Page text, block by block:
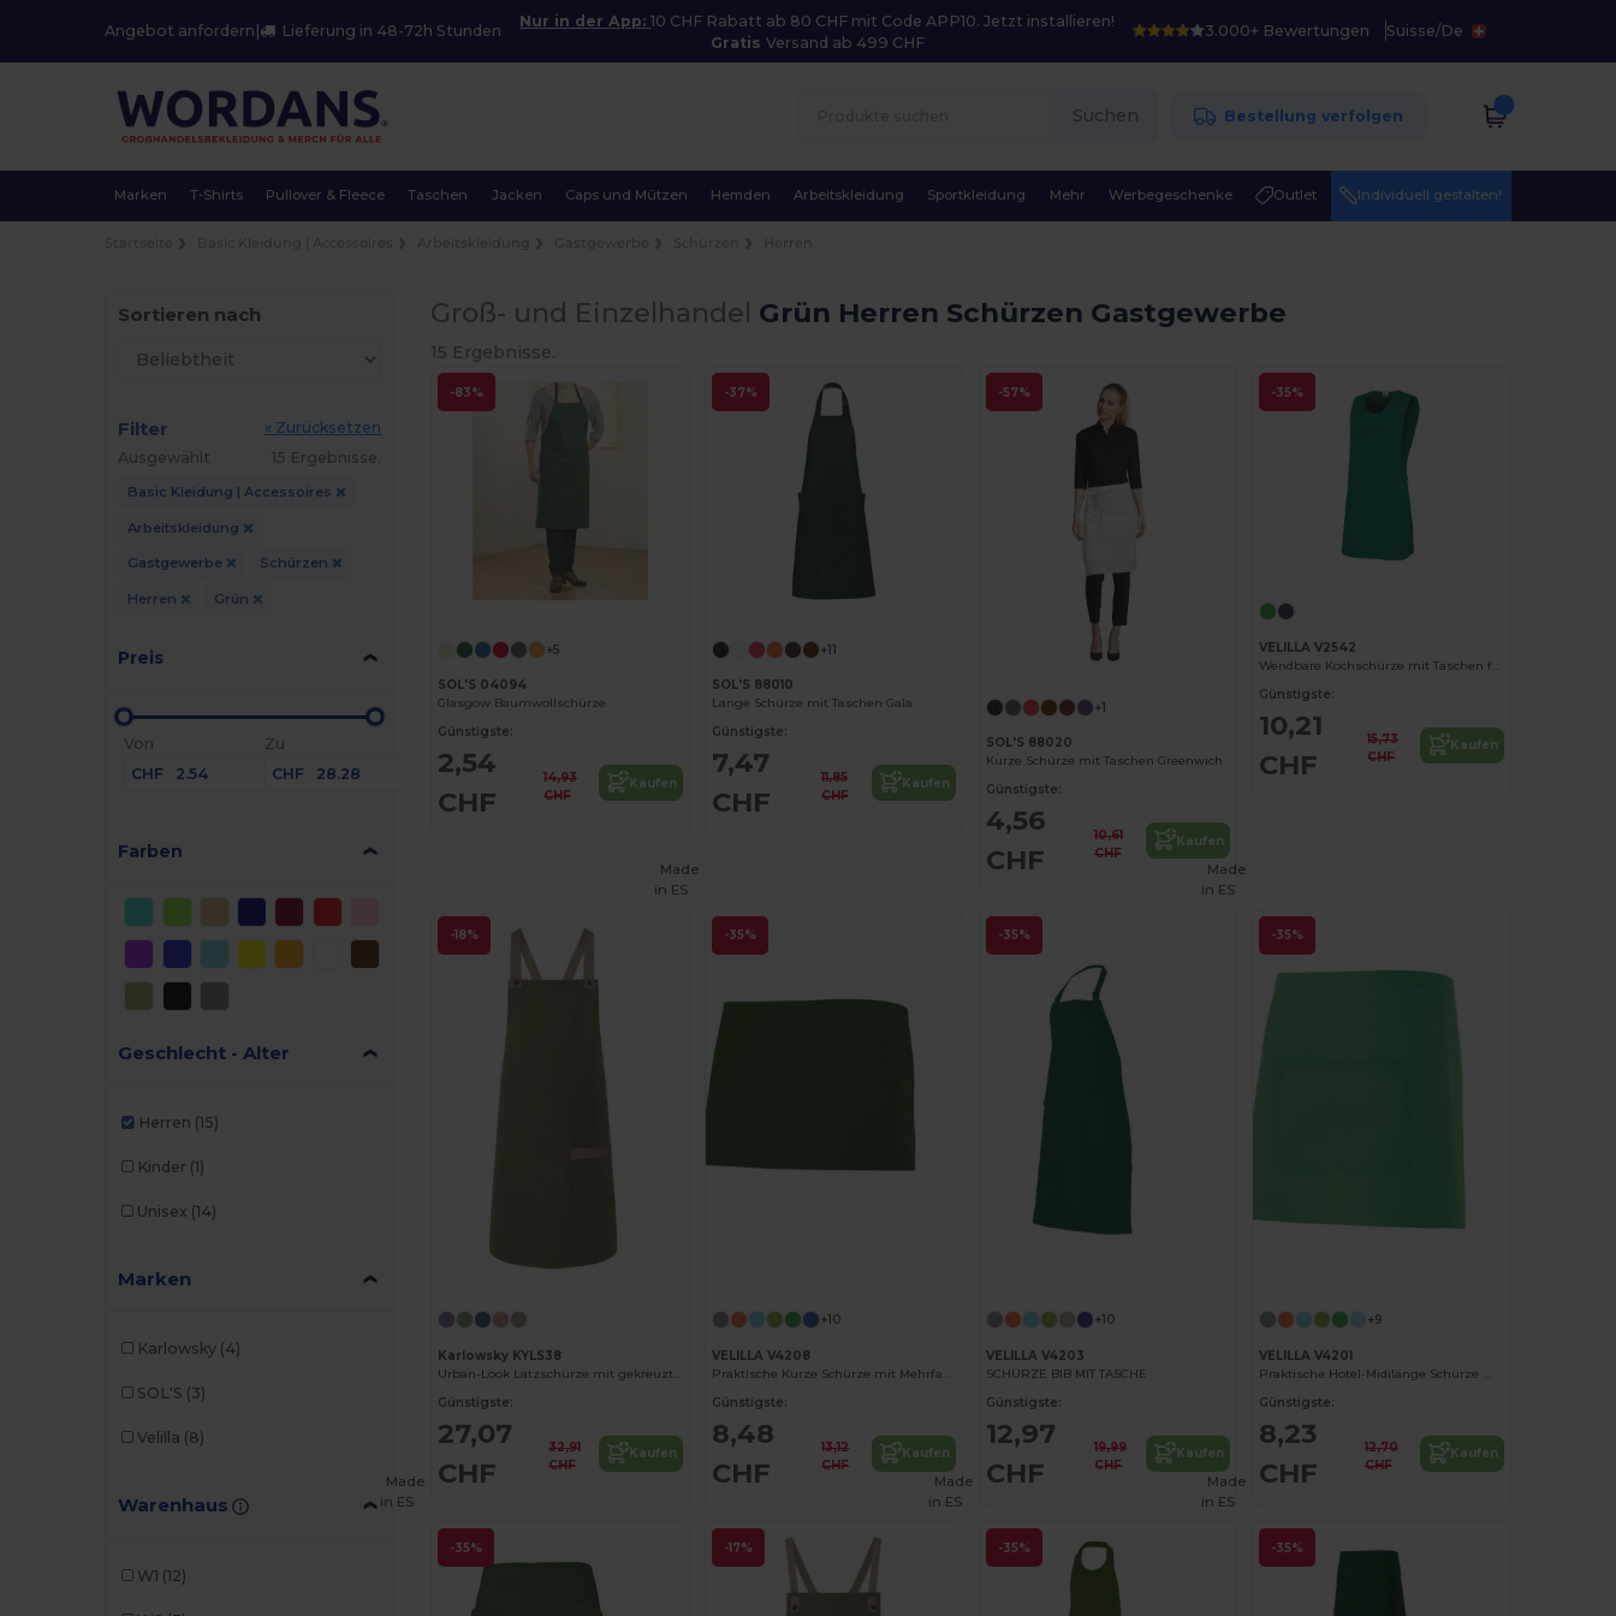
Angebot anfordern Lieferung in 48-72h Stunden
Nur in der App:10 CHF Rabatt ab 80 CHF mit Code APP10. Jetzt installieren!
Gratis Versand ab 499 CHF
3.000+ Bewertungen Suisse/De
Suchen Bestellung verfolgen
Marken T-Shirts Pullover & Fleece Taschen Jacken Caps und Mützen Hemden Arbeitskleidung Sportkleidung Mehr Werbegeschenke Outlet Individuell gestalten!
Sortieren nach
Filter
« Zurücksetzen
Ausgewählt
15 Ergebnisse.
Basic Kleidung | Accessoires
Arbeitskleidung
Gastgewerbe Schürzen
Herren Grün
Preis
Von
CHF
Zu
CHF
Farben
Geschlecht - Alter
Herren (15)
Kinder (1)
Unisex (14)
Marken
Karlowsky (4)
SOL'S (3)
Velilla (8)
Warenhaus
W1 (12)
Groß- und Einzelhandel Grün Herren Schürzen Gastgewerbe
15 Ergebnisse.
-83%
+5
SOL'S 04094
Glasgow Baumwollschürze
Günstigste:
2,54
CHF
14,93
CHF
Kaufen
-37%
+11
SOL'S 88010
Lange Schürze mit Taschen Gala
Günstigste:
7,47
CHF
11,85
CHF
Kaufen
-57%
+1
SOL'S 88020
Kurze Schürze mit Taschen Greenwich
Günstigste:
4,56
CHF
10,61
CHF
Kaufen
-35%
VELILLA V2542
Wendbare Kochschürze mit Taschen für Profis
Günstigste:
10,21
CHF
15,73
CHF
Kaufen
-18%
Karlowsky KYLS38
Urban-Look Latzschürze mit gekreuzten Trägern und Tasche
Günstigste:
27,07
CHF
32,91
CHF
Kaufen
-35%
Made
in ES
+10
VELILLA V4208
Praktische Kurze Schürze mit Mehrfachfächern
Günstigste:
8,48
CHF
13,12
CHF
Kaufen
-35%
+10
VELILLA V4203
SCHÜRZE BIB MIT TASCHE
Günstigste:
12,97
CHF
19,99
CHF
Kaufen
-35%
Made
in ES
+9
VELILLA V4201
Praktische Hotel-Midilänge Schürze mit Tasche
Günstigste:
8,23
CHF
12,70
CHF
Kaufen
-35%
Made
in ES
-17% -35%
Made
in ES
-35%
Made
in ES